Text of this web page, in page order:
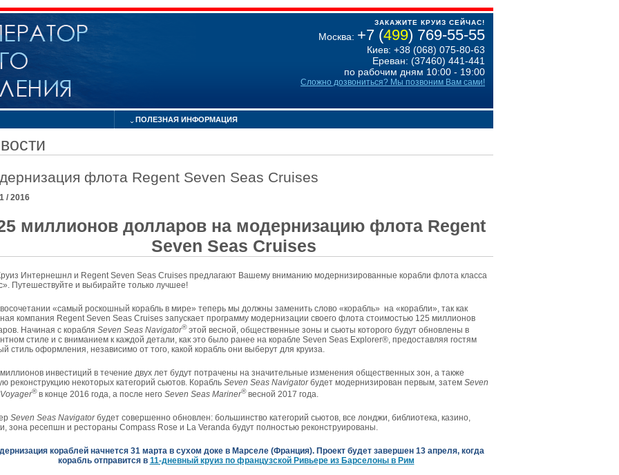
ЗАКАЖИТЕ КРУИЗ СЕЙЧАС!
Москва: +7 (499) 769-55-55
Киев: +38 (068) 075-80-63
Ереван: (37460) 441-441
по рабочим дням 10:00 - 19:00
Сложно дозвониться? Мы позвоним Вам сами!
ПОЛЕЗНАЯ ИНФОРМАЦИЯ
флота Regent Seven Seas Cruises
/ 2016
миллионов долларов на модернизацию флота Regent
Seven Seas Cruises
Интернешнл и Regent Seven Seas Cruises предлагают Вашему вниманию модернизированные корабли флота класса
Путешествуйте и выбирайте только лучшее!
«самый роскошный корабль в мире» теперь мы должны заменить слово «корабль» на «корабли», так как
компания Regent Seven Seas Cruises запускает программу модернизации своего флота стоимостью 125 миллионов
Начиная с корабля Seven Seas Navigator®этой весной, общественные зоны и сьюты которого будут обновлены в
стиле и с вниманием к каждой детали, как это было ранее на корабле Seven Seas Explorer®, предоставляя гостям
стиль оформления, независимо от того, какой корабль они выберут для круиза.
инвестиций в течение двух лет будут потрачены на значительные изменения общественных зон, а также
реконструкцию некоторых категорий сьютов. Корабль Seven Seas Navigatorбудет модернизирован первым, затем Seven
Voyager®в конце 2016 года, а после него Seven Seas Mariner®весной 2017 года.
Seven Seas Navigatorбудет совершенно обновлен: большинство категорий сьютов, все лонджи, библиотека, казино,
зона ресепшн и рестораны Compass Rose и La Veranda будут полностью реконструированы.
кораблей начнется 31 марта в сухом доке в Марселе (Франция). Проект будет завершен 13 апреля, когда
корабль отправится в 11-дневный круиз по французской Ривьере из Барселоны в Рим